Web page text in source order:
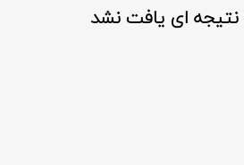
نتیجه ای یافت نشد